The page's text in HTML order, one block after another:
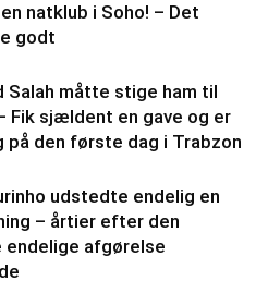
natklub i Soho! – Det
godt
Salah måtte stige ham til
Fik sjældent en gave og er
på den første dag i Trabzon
udstedte endelig en
– årtier efter den
afgørelse